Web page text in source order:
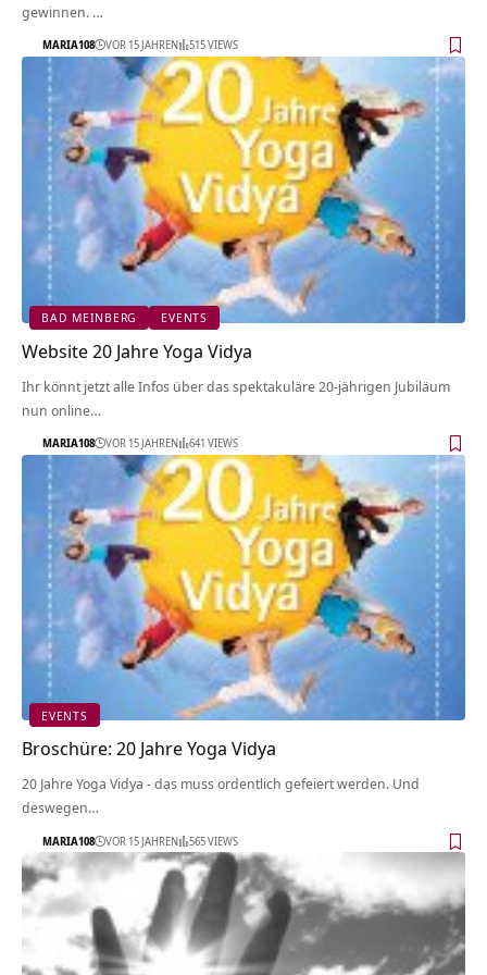
gewinnen. …
MARIA108 VOR 15 JAHREN 515 VIEWS
BAD MEINBERG EVENTS
Website 20 Jahre Yoga Vidya
Ihr könnt jetzt alle Infos über das spektakuläre 20-jährigen Jubiläum
nun online…
MARIA108 VOR 15 JAHREN 641 VIEWS
EVENTS
Broschüre: 20 Jahre Yoga Vidya
20 Jahre Yoga Vidya - das muss ordentlich gefeiert werden. Und
deswegen…
MARIA108 VOR 15 JAHREN 565 VIEWS